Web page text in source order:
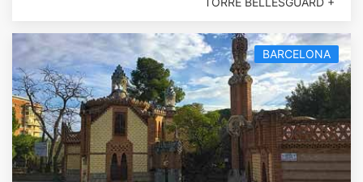
BARCELONA